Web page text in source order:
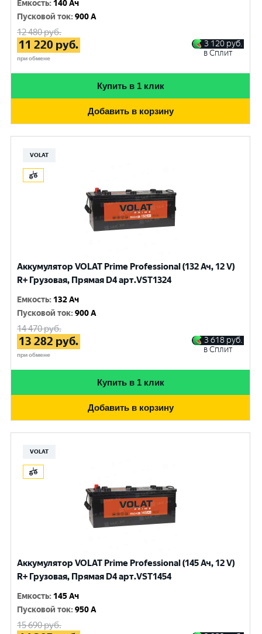
Емкость: 140 Ач
Пусковой ток:900 A
12 480руб.
11 220 руб.
при обмене
3 120 руб.
в Сплит
Купить в 1 клик
Добавить в корзину
VOLAT
Аккумулятор VOLAT Prime Professional (132 Ач, 12 V)
R+ Грузовая, Прямая D4 арт.VST1324
Емкость: 132 Ач
Пусковой ток:900 A
14 470руб.
13 282 руб.
при обмене
3 618 руб.
в Сплит
Купить в 1 клик
Добавить в корзину
VOLAT
Аккумулятор VOLAT Prime Professional (145 Ач, 12 V)
R+ Грузовая, Прямая D4 арт.VST1454
Емкость: 145 Ач
Пусковой ток:950 A
15 690руб.